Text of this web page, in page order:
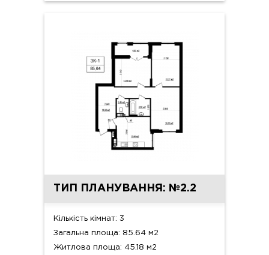
ТИП ПЛАНУВАННЯ: №2.2
Кількість кімнат: 3
Загальна площа: 85.64 м2
Житлова площа: 45.18 м2